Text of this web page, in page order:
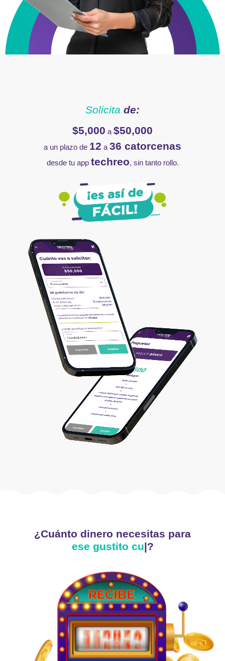
Solicita
$5,000
a un plazo de 12a36 catorcenas
desde tu apptechreo, sin tanto rollo.